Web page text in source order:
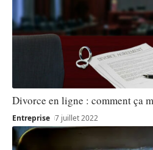
Divorce en ligne : comment ça
Entreprise 7 juillet 2022